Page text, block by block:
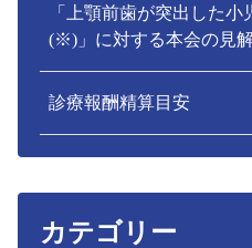
「上顎前歯が突出した
(※)」に対する本会の見
診療報酬精算目安
カテゴリー